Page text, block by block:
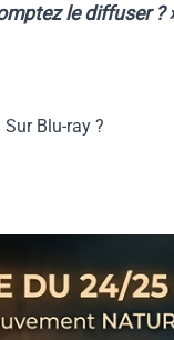
le diffuser ?
Blu-ray ?